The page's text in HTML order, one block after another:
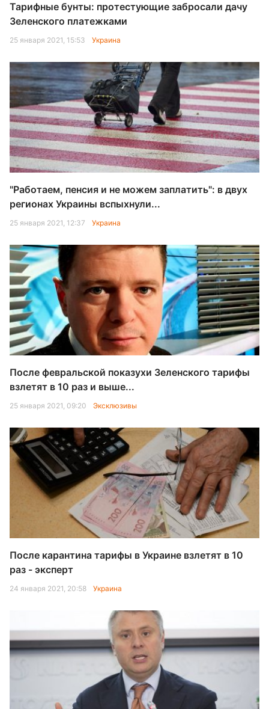
Тарифные бунты: протестующие забросали дачу
Зеленского платежками
25 января 2021, 15:53 Украина
"Работаем, пенсия и не можем заплатить": в двух
регионах Украины вспыхнули...
25 января 2021, 12:37 Украина
После февральской показухи Зеленского тарифы
взлетят в 10 раз и выше...
25 января 2021, 09:20 Эксклюзивы
После карантина тарифы в Украине взлетят в 10
раз - эксперт
24 января 2021, 20:58 Украина